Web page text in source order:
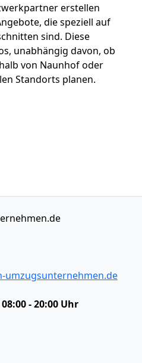
erstellen
die speziell auf
sind. Diese
unabhängig davon, ob
von Naunhof oder
Standorts planen.
umzugsunternehmen.de
- 20:00 Uhr